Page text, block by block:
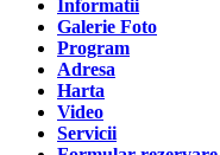
Informatii
Galerie Foto
Program
Adresa
Harta
Video
Servicii